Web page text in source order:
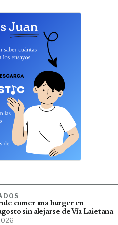
comer una burger en
sin alejarse de Vía Laietana